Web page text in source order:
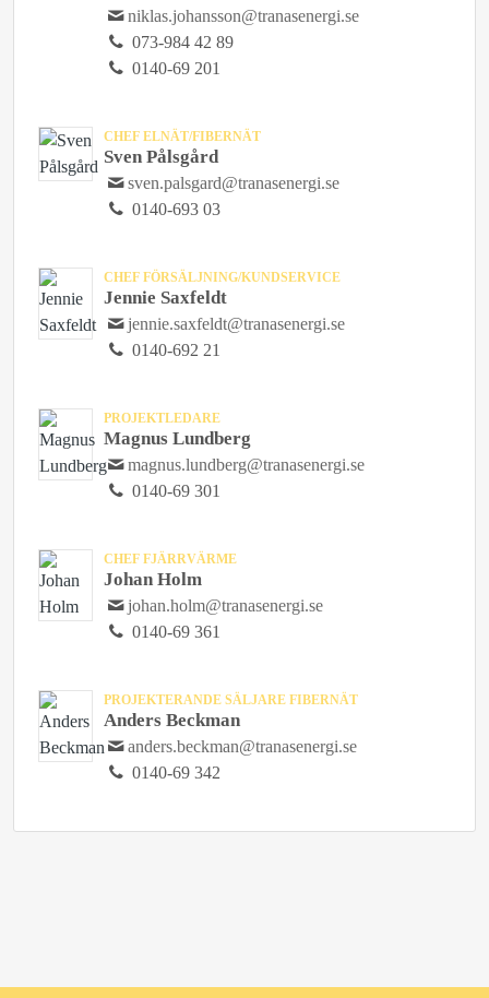
niklas.johansson@tranasenergi.se
073-984 42 89
0140-69 201
CHEF ELNÄT/FIBERNÄT
Sven Pålsgård
sven.palsgard@tranasenergi.se
0140-693 03
CHEF FÖRSÄLJNING/KUNDSERVICE
Jennie Saxfeldt
jennie.saxfeldt@tranasenergi.se
0140-692 21
PROJEKTLEDARE
Magnus Lundberg
magnus.lundberg@tranasenergi.se
0140-69 301
CHEF FJÄRRVÄRME
Johan Holm
johan.holm@tranasenergi.se
0140-69 361
PROJEKTERANDE SÄLJARE FIBERNÄT
Anders Beckman
anders.beckman@tranasenergi.se
0140-69 342